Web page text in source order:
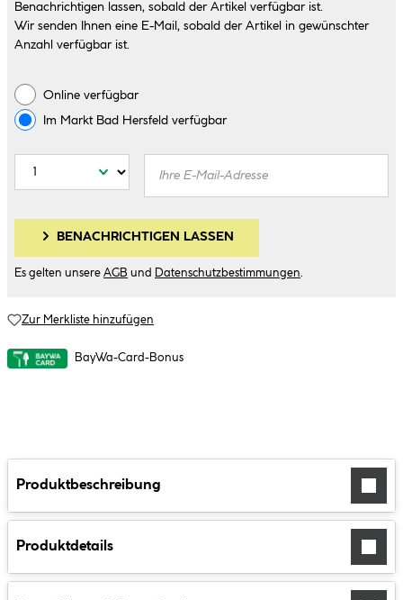
Benachrichtigen lassen, sobald der Artikel verfügbar ist.
Wir senden Ihnen eine E-Mail, sobald der Artikel in gewünschter
Anzahl verfügbar ist.
Online verfügbar
Im Markt Bad Hersfeld verfügbar
BENACHRICHTIGEN LASSEN
Es gelten unsere AGB und Datenschutzbestimmungen
Zur Merkliste hinzufügen
BayWa-Card-Bonus
Produktbeschreibung
Produktdetails